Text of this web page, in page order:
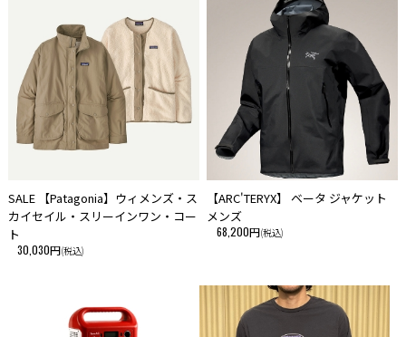
SALE 【Patagonia】ウィメンズ・ス
カイセイル・スリーインワン・コー
ト
30,030円(税込)
【ARC'TERYX】 ベータ ジャケット
メンズ
68,200円(税込)